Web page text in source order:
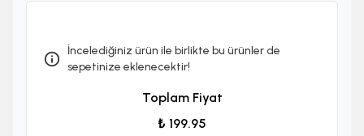
İncelediğiniz ürün ile birlikte bu ürünler de
sepetinize eklenecektir!
Toplam Fiyat
₺ 199.95